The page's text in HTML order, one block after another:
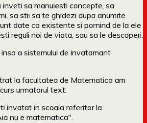
inveti sa manuiesti concepte, sa
sa stii sa te ghidezi dupa anumite
date ca existente si pornind de la ele
reguli noi de viata, sau sa le descoperi.
a sistemului de invatamant
la facultatea de Matematica am
urmatorul text:
invatat in scoala referitor la
nu e matematica".